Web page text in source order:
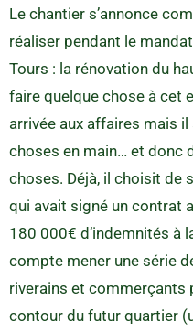
Le chantier s’annonce
réaliser pendant le
Tours : la rénovation du
faire quelque chose à cet
arrivée aux affaires mais
choses en main… et donc
choses. Déjà, il choisit de
qui avait signé un contrat
180 000€ d’indemnités à
compte mener une série
riverains et commerçants
contour du futur quartier